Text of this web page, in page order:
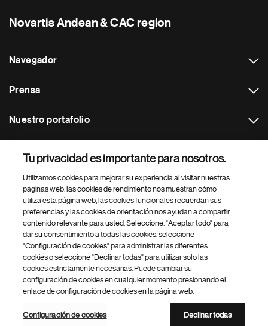
Novartis Andean & CAC region
Navegador
Prensa
Nuestro portafolio
Footer Site Search
inferior
del
© 2026 Novartis AG
Política de privacidad Términos de uso
Accesibilidad
Configuración de cookies
Mapa del sitio
Tu privacidad es importante para nosotros.
Utilizamos cookies para mejorar su experiencia al visitar nuestras
páginas web: las cookies de rendimiento nos muestran cómo
utiliza esta página web, las cookies funcionales recuerdan sus
preferencias y las cookies de orientación nos ayudan a compartir
contenido relevante para usted. Seleccione: "Aceptar todo" para
dar su consentimiento a todas las cookies, seleccione
"Configuración de cookies" para administrar las diferentes
cookies o seleccione "Declinar todas" para utilizar solo las
cookies estrictamente necesarias. Puede cambiar su
configuración de cookies en cualquier momento presionando el
enlace de configuración de cookies en la página web.
Configuración de cookies Declinar todas